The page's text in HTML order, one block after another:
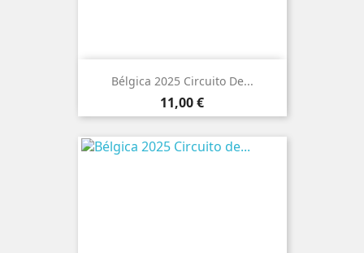
Bélgica 2025 Circuito De...
Preço
11,00 €